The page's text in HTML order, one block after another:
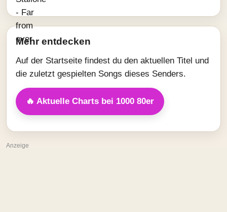
Mehr entdecken
Auf der Startseite findest du den aktuellen Titel und
die zuletzt gespielten Songs dieses Senders.
🔥 Aktuelle Charts bei 1000 80er
Anzeige